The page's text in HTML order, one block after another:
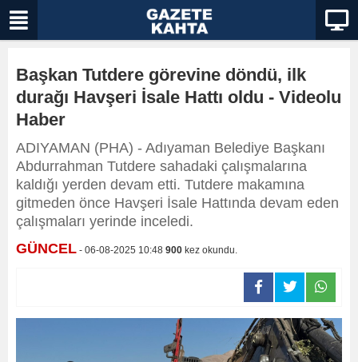
Başkan Tutdere görevine döndü, ilk
durağı Havşeri İsale Hattı oldu - Videolu
Haber
ADIYAMAN (PHA) - Adıyaman Belediye Başkanı
Abdurrahman Tutdere sahadaki çalışmalarına
kaldığı yerden devam etti. Tutdere makamına
gitmeden önce Havşeri İsale Hattında devam eden
çalışmaları yerinde inceledi.
GÜNCEL - 06-08-2025 10:48 900 kez okundu.